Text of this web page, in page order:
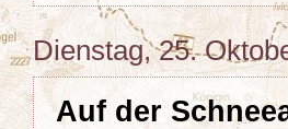
Dienstag, 25.
Auf der